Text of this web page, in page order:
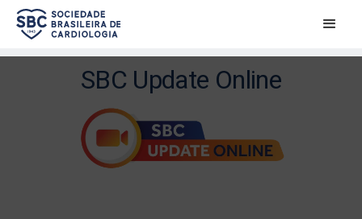
SBC Update Online